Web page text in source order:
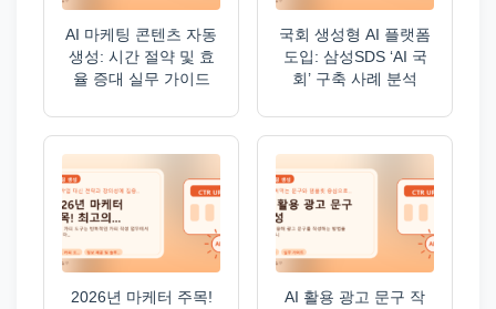
AI 마케팅 콘텐츠 자동
생성: 시간 절약 및 효
율 증대 실무 가이드
국회 생성형 AI 플랫폼
도입: 삼성SDS ‘AI 국
회’ 구축 사례 분석
2026년 마케터 주목!
AI 활용 광고 문구 작